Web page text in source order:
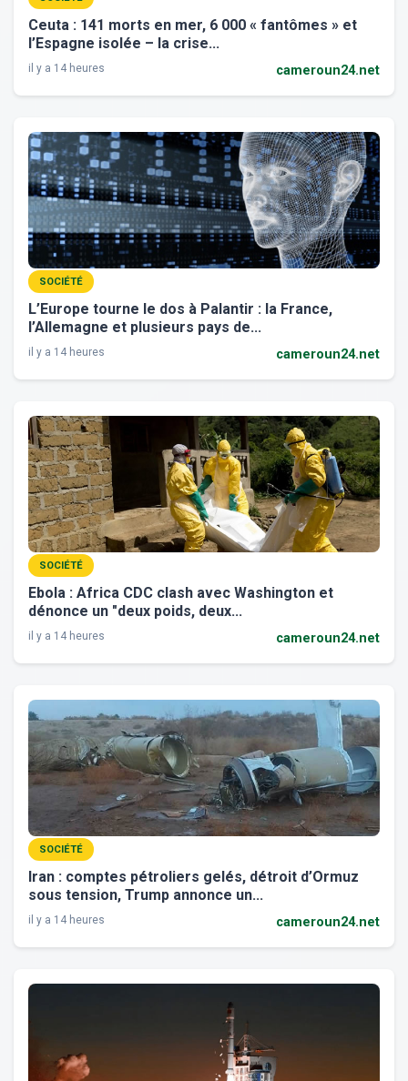
Ceuta : 141 morts en mer, 6 000 « fantômes » et
l’Espagne isolée – la crise...
il y a 14 heures cameroun24.net
SOCIÉTÉ
L’Europe tourne le dos à Palantir : la France,
l’Allemagne et plusieurs pays de...
il y a 14 heures cameroun24.net
SOCIÉTÉ
Ebola : Africa CDC clash avec Washington et
dénonce un "deux poids, deux...
il y a 14 heures cameroun24.net
SOCIÉTÉ
Iran : comptes pétroliers gelés, détroit d’Ormuz
sous tension, Trump annonce un...
il y a 14 heures cameroun24.net